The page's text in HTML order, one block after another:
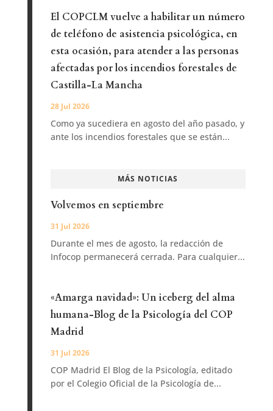
El COPCLM vuelve a habilitar un número
de teléfono de asistencia psicológica, en
esta ocasión, para atender a las personas
afectadas por los incendios forestales de
Castilla-La Mancha
28 Jul 2026
Como ya sucediera en agosto del año pasado, y
ante los incendios forestales que se están...
MÁS NOTICIAS
Volvemos en septiembre
31 Jul 2026
Durante el mes de agosto, la redacción de
Infocop permanecerá cerrada. Para cualquier...
«Amarga navidad»: Un iceberg del alma
humana-Blog de la Psicología del COP
Madrid
31 Jul 2026
COP Madrid El Blog de la Psicología, editado
por el Colegio Oficial de la Psicología de...